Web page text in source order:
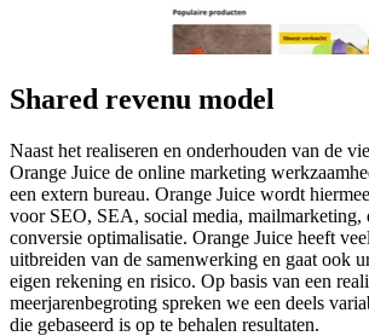
Shared revenu model
Naast het realiseren en onderhouden van de
Orange Juice de online marketing
een extern bureau. Orange Juice wordt
voor SEO, SEA, social media, mailmarketing,
conversie optimalisatie. Orange Juice heeft
uitbreiden van de samenwerking en gaat ook
eigen rekening en risico. Op basis van een
meerjarenbegroting spreken we een deels
die gebaseerd is op te behalen resultaten.